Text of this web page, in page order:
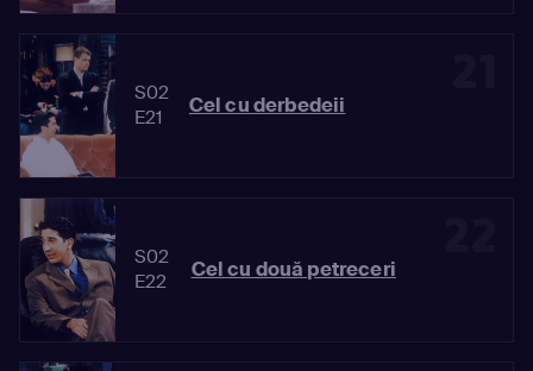
S02
E21
Cel cu derbedeii
S02
E22
Cel cu două petreceri